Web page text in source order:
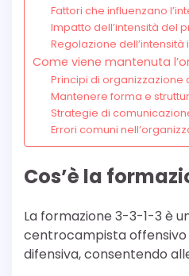
Fattori che influenzano
Impatto dell’intensità del
Regolazione
Come viene mantenuta
Principi di
Mantenere forma e
Strategie di
Errori comuni
Cos’è la
La formazione 3-3-1-3 è
centrocampista offensivo
difensiva, consentendo